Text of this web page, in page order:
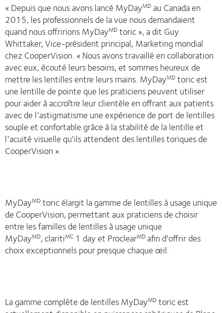
« Depuis que nous avons lancé MyDayMD au Canada en
2015, les professionnels de la vue nous demandaient
quand nous offririons MyDayMD toric », a dit Guy
Whittaker, Vice-président principal, Marketing mondial
chez CooperVision. « Nous avons travaillé en collaboration
avec eux, écouté leurs besoins, et sommes heureux de
mettre les lentilles entre leurs mains. MyDayMD toric est
une lentille de pointe que les praticiens peuvent utiliser
pour aider à accroître leur clientèle en offrant aux patients
avec de l’astigmatisme une expérience de port de lentilles
souple et confortable grâce à la stabilité de la lentille et
l’acuité visuelle qu’ils attendent des lentilles toriques de
CooperVision ».
MyDayMD toric élargit la gamme de lentilles à usage unique
de CooperVision, permettant aux praticiens de choisir
entre les familles de lentilles à usage unique
MyDayMD, claritiMC 1 day et ProclearMDafin d’offrir des
choix exceptionnels pour presque chaque œil.
La gamme complète de lentilles MyDayMD toric est